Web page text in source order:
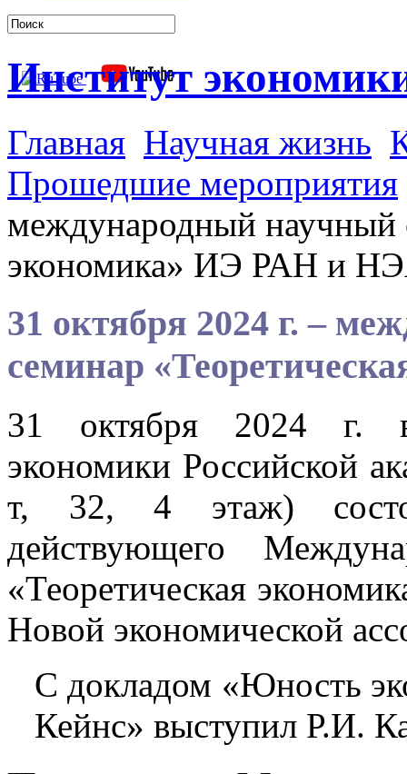
Институт
Главная Научная жизнь
Прошедшие мероприятия
международный научный
экономика» ИЭ РАН и
31 октября 2024 г. –
семинар
31 октября 2024 г. в
экономики Российской
т, 32, 4 этаж)
действующего
«Теоретическая
Новой экономической
С докладом «Юность
Кейнс» выступил Р.И.